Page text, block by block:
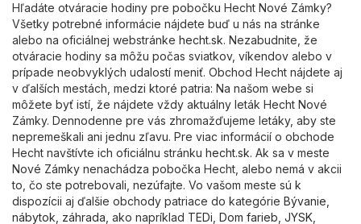
Hľadáte otváracie hodiny pre pobočku Hecht Nové Zámky?
Všetky potrebné informácie nájdete buď u nás na stránke
alebo na oficiálnej webstránke hecht.sk. Nezabudnite, že
otváracie hodiny sa môžu počas sviatkov, víkendov alebo v
prípade neobvyklých udalostí meniť. Obchod Hecht nájdete aj
v ďalších mestách, medzi ktoré patria: Na našom webe si
môžete byť istí, že nájdete vždy aktuálny leták Hecht Nové
Zámky. Dennodenne pre vás zhromažďujeme letáky, aby ste
nepremeškali ani jednu zľavu. Pre viac informácií o obchode
Hecht navštívte ich oficiálnu stránku hecht.sk. Ak sa v meste
Nové Zámky nenachádza pobočka Hecht, alebo nemá v akcii
to, čo ste potrebovali, nezúfajte. Vo vašom meste sú k
dispozícii aj ďalšie obchody patriace do kategórie Bývanie,
nábytok, záhrada , ako napríklad TEDi Dom farieb JYSK